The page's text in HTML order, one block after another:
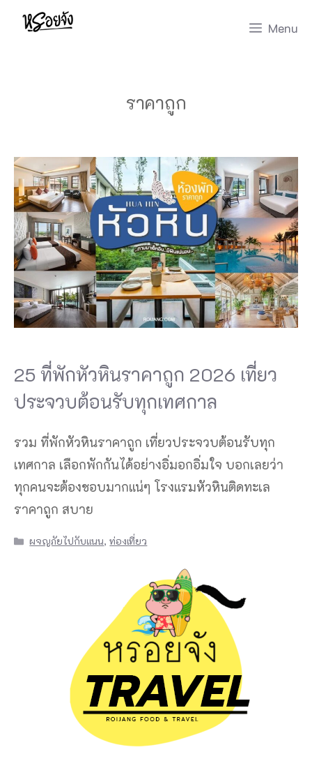
Skip
Menu
ราคาถูก
25 ที่พักหัวหินราคาถูก 2026 เที่ยว
ประจวบต้อนรับทุกเทศกาล
รวม ที่พักหัวหินราคาถูก เที่ยวประจวบต้อนรับทุก
เทศกาล เลือกพักกันได้อย่างอิ่มอกอิ่มใจ บอกเลยว่า
ทุกคนจะต้องชอบมากแน่ๆ โรงแรมหัวหินติดทะเล
ราคาถูก สบาย
Categories
ผจญภัยไปกับแนน,ท่องเที่ยว